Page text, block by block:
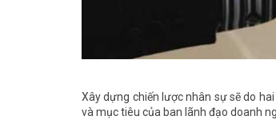
Xây dựng chiến lược nhân sự sẽ do
và mục tiêu của ban lãnh đạo doanh